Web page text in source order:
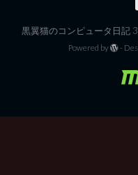
黒翼猫のコンピュータ日記
Powered by -